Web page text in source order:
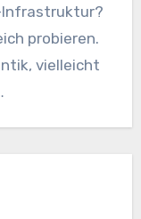
Infrastruktur?
probieren.
vielleicht